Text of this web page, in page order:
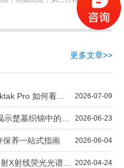
更多文章>>
2026-07-09
2026-06-23
保养一站式指南 2026-06-04
2026-04-24